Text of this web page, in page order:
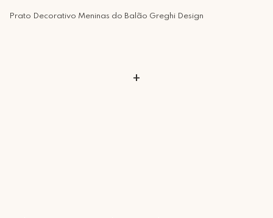
Prato Decorativo Meninas do Balão Greghi Design
+